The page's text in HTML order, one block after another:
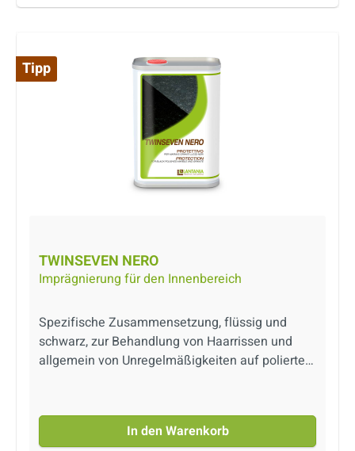
Tipp
TWINSEVEN NERO
Imprägnierung für den Innenbereich
Spezifische Zusammensetzung, flüssig und
schwarz, zur Behandlung von Haarrissen und
allgemein von Unregelmäßigkeiten auf polierten
Silikonbasis des Produkts das Entfernen der
überschüssigen Menge einfach macht. Die
In den Warenkorb